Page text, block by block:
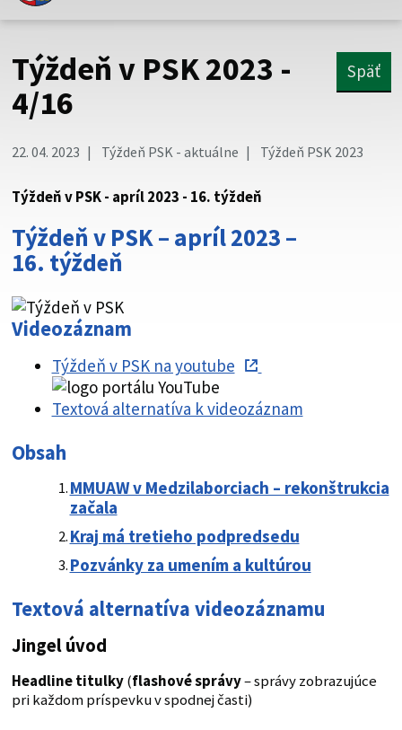
Toto je oficiálna webová stránka Prešovského
psk.sk.
Táto stránka je zabezpečená
cez zabezpečenú webovú stránku. Zabezpečená stránka
vždy začína https:// pred názvom domény webového sídla.
Týždeň v PSK 2023 -
4/16
Späť
22. 04. 2023 Týždeň PSK - aktuálne Týždeň PSK 2023
Týždeň v PSK - apríl 2023 - 16. týždeň
Týždeň v PSK – apríl 2023 –
16. týždeň
Videozáznam
Týždeň v PSK na youtube
Textová alternatíva k videozáznam
Obsah
MMUAW v Medzilaborciach – rekonštrukcia
začala
Kraj má tretieho podpredsedu
Pozvánky za umením a kultúrou
Textová alternatíva videozáznamu
Jingel úvod
Headline titulky(flashové správy– správy zobrazujúce
pri každom príspevku v spodnej časti)